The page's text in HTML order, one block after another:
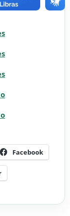
Facebook